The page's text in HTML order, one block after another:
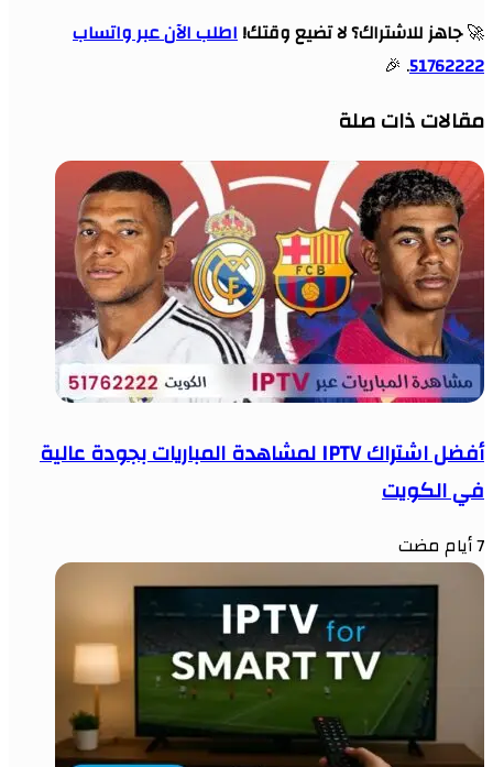
🚀جاهز للاشتراك؟ لا تضيع وقتك!اطلب الآن عبر واتساب
51762222
. 🎉
مقالات ذات صلة
أفضل اشتراك IPTV لمشاهدة المباريات بجودة عالية
في الكويت
7 أيام مضت